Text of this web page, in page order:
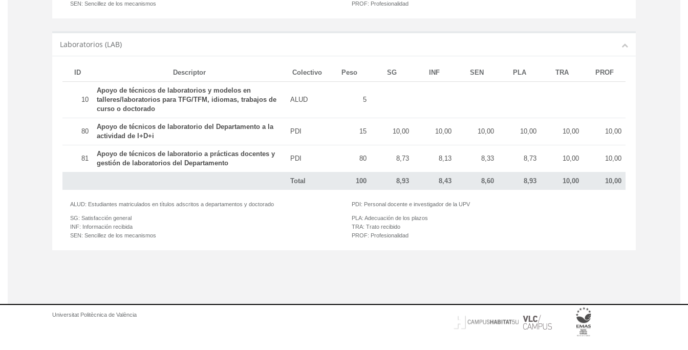
SEN: Sencillez de los mecanismos
PROF: Profesionalidad
Laboratorios (LAB)
ID Descriptor Colectivo Peso SG INF SEN PLA TRA PROF
Total 100 8,93 8,43 8,60 8,93 10,00 10,00
10
Apoyo de técnicos de laboratorios y modelos en
talleres/laboratorios para TFG/TFM, idiomas, trabajos de
curso o doctorado
ALUD 5
80
Apoyo de técnicos de laboratorio del Departamento a la
actividad de I+D+i
PDI 15 10,00 10,00 10,00 10,00 10,00 10,00
81
Apoyo de técnicos de laboratorio a prácticas docentes y
gestión de laboratorios del Departamento
PDI 80 8,73 8,13 8,33 8,73 10,00 10,00
ALUD: Estudiantes matriculados en títulos adscritos a departamentos y doctorado PDI: Personal docente e investigador de la UPV
SG: Satisfacción general
INF: Información recibida
SEN: Sencillez de los mecanismos
PLA: Adecuación de los plazos
TRA: Trato recibido
PROF: Profesionalidad
Universitat Politècnica de València